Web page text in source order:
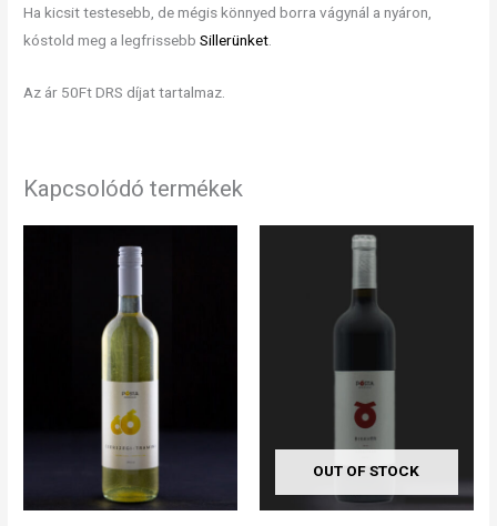
Ha kicsit testesebb, de mégis könnyed borra vágynál a nyáron,
kóstold meg a legfrissebbSillerünket
Az ár 50Ft DRS díjat tartalmaz.
Kapcsolódó termékek
OUT OF STOCK